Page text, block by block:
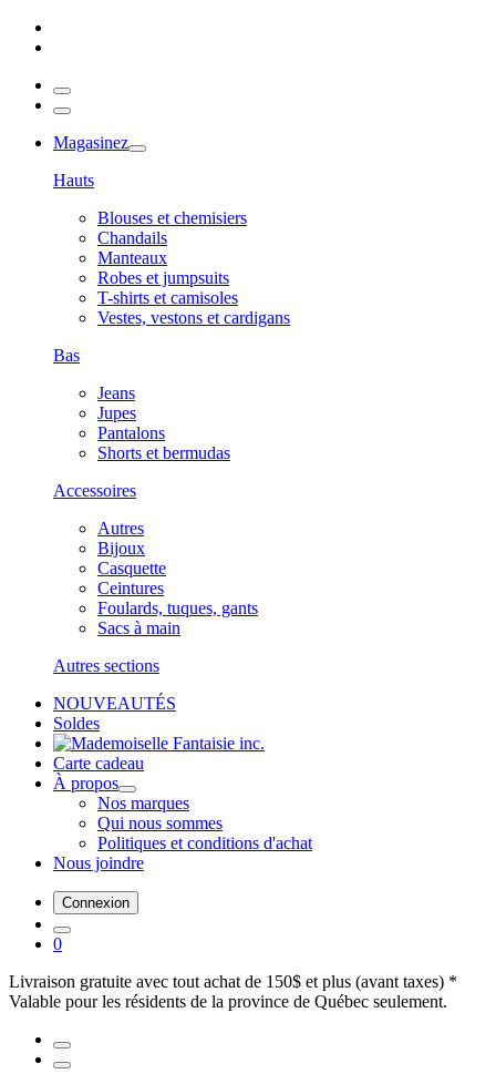
Magasinez
Hauts
Blouses et chemisiers
Chandails
Manteaux
Robes et jumpsuits
T-shirts et camisoles
Vestes, vestons et cardigans
Bas
Jeans
Jupes
Pantalons
Shorts et bermudas
Accessoires
Autres
Bijoux
Casquette
Ceintures
Foulards, tuques, gants
Sacs à main
Autres sections
NOUVEAUTÉS
Soldes
Carte cadeau
À propos
Nos marques
Qui nous sommes
Politiques et conditions d'achat
Nous joindre
Connexion
0
Livraison gratuite avec tout achat de 150$ et plus (avant taxes) *
Valable pour les résidents de la province de Québec seulement.